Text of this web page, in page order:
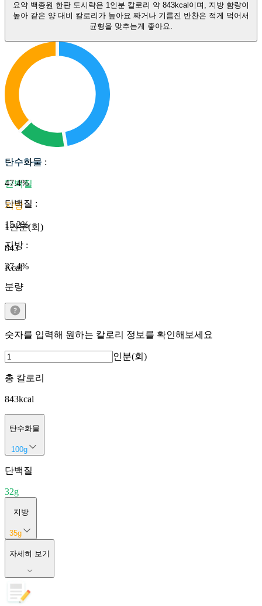
요약 백종원 한판 도시락은 1인분 칼로리 약 843kcal이며, 지방 함량이
높아 같은 양 대비 칼로리가 높아요 짜거나 기름진 반찬은 적게 먹어서
균형을 맞추는게 좋아요.
탄수화물
단백질
지방
1인분(회)
843
Kcal
탄수화물 :
47.4%
단백질 :
15.2%
지방 :
37.4%
분량
숫자를 입력해 원하는 칼로리 정보를 확인해보세요
인분(회)
총 칼로리
843kcal
탄수화물
100g
단백질
32g
지방
35g
자세히 보기